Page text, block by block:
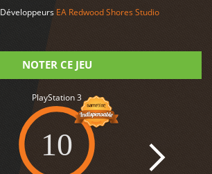
Développeurs EA Redwood Shores Studio
NOTER CE JEU
PlayStation 3
10